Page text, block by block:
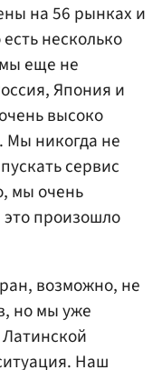
на 56 рынках и
несколько
еще не
Япония и
высоко
Мы никогда не
сервис
мы очень
произошло
возможно, не
но мы уже
Наш